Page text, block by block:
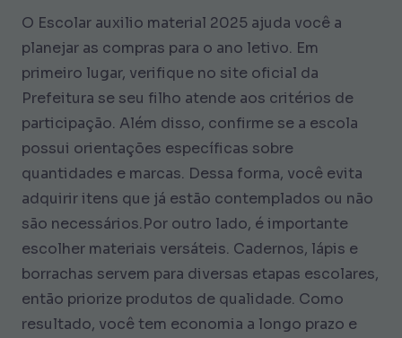
O Escolar auxilio material 2025 ajuda você a
planejar as compras para o ano letivo. Em
primeiro lugar, verifique no site oficial da
Prefeitura se seu filho atende aos critérios de
participação. Além disso, confirme se a escola
possui orientações específicas sobre
quantidades e marcas. Dessa forma, você evita
adquirir itens que já estão contemplados ou não
são necessários.Por outro lado, é importante
escolher materiais versáteis. Cadernos, lápis e
borrachas servem para diversas etapas escolares,
então priorize produtos de qualidade. Como
resultado, você tem economia a longo prazo e